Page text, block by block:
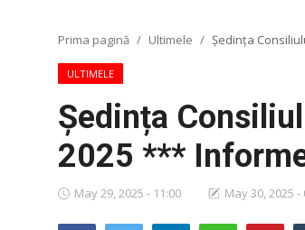
Adresa: str. Kiev 3 | tel: +373 (22) 44 10
98 | mail: pretura.riscani@gmail.com
ADMINISTRAŢIA
Transparența
Proiecte
Prima pagină Ultimele Ședința
ULTIMELE
Ședința
2025 ***
May 29, 2025 - 11:00 May 30, 2025 -